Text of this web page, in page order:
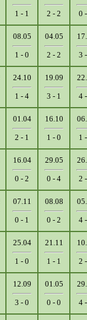
1 - 1 2 - 2 0
08.05
1 - 0
04.05
2 - 2 3
24.10
1 - 4
19.09
3 - 1 4
01.04
2 - 1
16.10
1 - 0 1
16.04
0 - 2
29.05
0 - 4 2
07.11
0 - 1
08.08
0 - 2 4
25.04
1 - 0
21.11
1 - 1 2
12.09
3 - 0
01.05
0 - 0 4